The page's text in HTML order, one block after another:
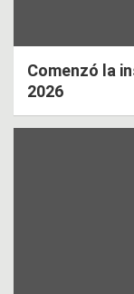
Comenzó la
2026